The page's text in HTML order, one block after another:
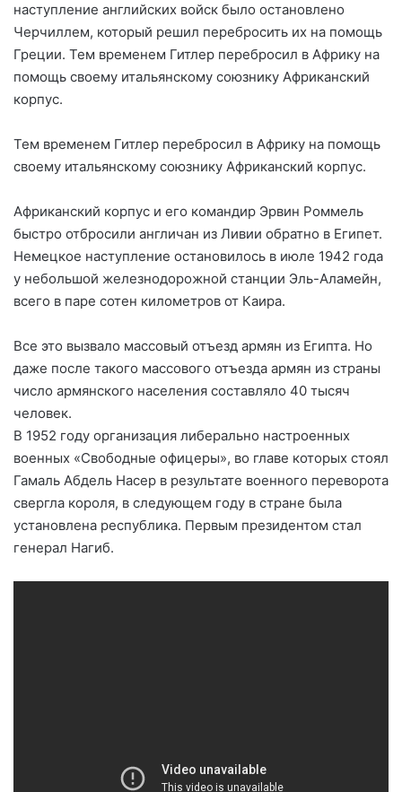
наступление английских войск было остановлено
Черчиллем, который решил перебросить их на помощь
Греции. Тем временем Гитлер перебросил в Африку на
помощь своему итальянскому союзнику Африканский
корпус.
Тем временем Гитлер перебросил в Африку на помощь
своему итальянскому союзнику Африканский корпус.
Африканский корпус и его командир Эрвин Роммель
быстро отбросили англичан из Ливии обратно в Египет.
Немецкое наступление остановилось в июле 1942 года
у небольшой железнодорожной станции Эль-Аламейн,
всего в паре сотен километров от Каира.
Все это вызвало массовый отъезд армян из Египта. Но
даже после такого массового отъезда армян из страны
число армянского населения составляло 40 тысяч
человек.
В 1952 году организация либерально настроенных
военных «Свободные офицеры», во главе которых стоял
Гамаль Абдель Насер в результате военного переворота
свергла короля, в следующем году в стране была
установлена республика. Первым президентом стал
генерал Нагиб.